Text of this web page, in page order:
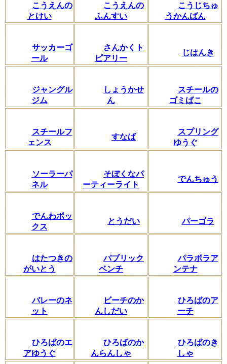
こうえんの
とけい
こうえんの
ふんすい
こうじちゅ
うかんばん
サッカーゴ
ール
さんかくト
ピアリー
じはんき
ジャングル
ジム
しょうかせ
ん
スチールの
ゴミばこ
スチールフ
ェンス
すなば
スプリング
ゆうぐ
ソーラーパ
ネル
そぼくなパ
ーティーライト
でんちゅう
でんわボッ
クス
とうだい パーゴラ
はたつきの
がいとう
パブリック
ベンチ
パラボラア
ンテナ
バレーのネ
ット
ビーチのか
んしだい
ひろばのア
ーチ
ひろばのエ
アゆうぐ
ひろばのか
んらんしゃ
ひろばのき
しゃ